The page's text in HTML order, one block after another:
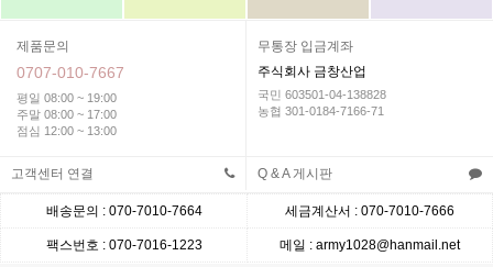
제품문의
0707-010-7667
평일 08:00 ~ 19:00
주말 08:00 ~ 17:00
점심 12:00 ~ 13:00
무통장 입금계좌
주식회사 금창산업
국민 603501-04-138828
농협 301-0184-7166-71
고객센터 연결 Q & A 게시판
배송문의 : 070-7010-7664 세금계산서 : 070-7010-7666
팩스번호 : 070-7016-1223 메일 : army1028@hanmail.net